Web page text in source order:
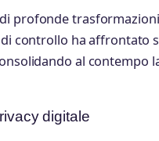
profonde
di controllo ha affrontato
al contempo
digitale